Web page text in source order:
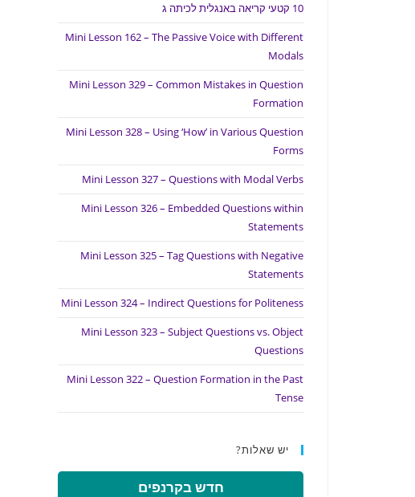
10 קטעי קריאה באנגלית לכיתה ג
Mini Lesson 162 – The Passive Voice with Different
Modals
Mini Lesson 329 – Common Mistakes in Question
Formation
Mini Lesson 328 – Using ‘How’ in Various Question
Forms
Mini Lesson 327 – Questions with Modal Verbs
Mini Lesson 326 – Embedded Questions within
Statements
Mini Lesson 325 – Tag Questions with Negative
Statements
Mini Lesson 324 – Indirect Questions for Politeness
Mini Lesson 323 – Subject Questions vs. Object
Questions
Mini Lesson 322 – Question Formation in the Past
Tense
יש שאלות?
חדש בקרנפים